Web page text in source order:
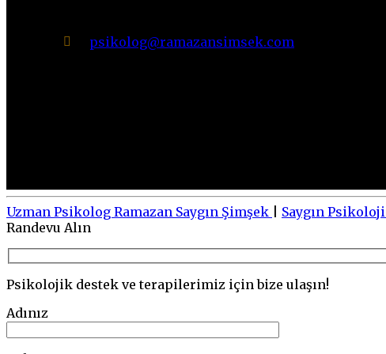
psikolog@ramazansimsek.com
Uzman Psikolog Ramazan Saygın Şimşek Saygın Psikoloji
Go
top
Randevu Alın
Psikolojik destek ve terapilerimiz için bize ulaşın!
Adınız